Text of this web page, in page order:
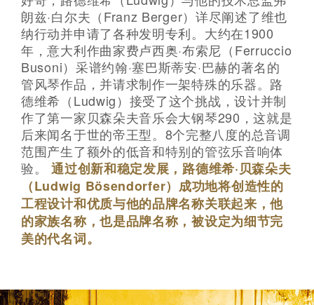
朗兹·白尔夫（Franz Berger）详尽阐述了维也
纳行动并申请了各种发明专利。大约在1900
年，意大利作曲家费卢西奥·布索尼（Ferruccio
Busoni）采谱约翰·塞巴斯蒂安·巴赫的著名的
管风琴作品，并请求制作一架特殊的乐器。路
德维希（Ludwig）接受了这个挑战，设计并制
作了第一家贝森朵夫音乐会大钢琴290，这就是
后来闻名于世的帝王型。8个完整八度的总音调
范围产生了额外的低音和特别的管弦乐音响体
验。通过创新和稳定发展，路德维希·贝森朵夫
（Ludwig Bösendorfer）成功地将创造性的
工程设计和优质与他的品牌名称关联起来，他
的家族名称，也是品牌名称，被设定为细节完
美的代名词。